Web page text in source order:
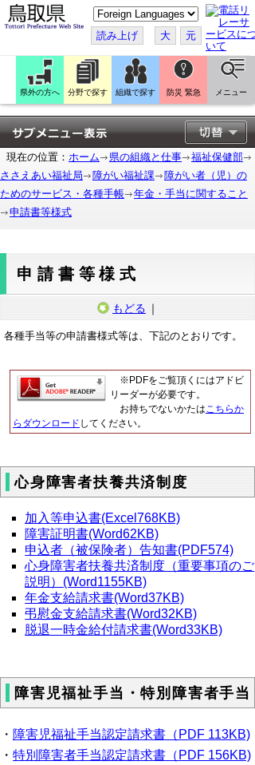
こ
の
ペ
ー
ジ
翻
訳
す
る
読み上げ 大 元
県外の方へ 分野で探す 組織で探す 防災 緊急 メニュー
現在の位置： ホーム 県の組織と仕事
福祉保健部
ささえあい福祉局
障がい福祉課
障がい者（児）の
ためのサービス・各種手帳
年金・手当に関すること
申請書等様式
申請書等様式
もどる ｜
各種手当等の申請書様式等は、下記のとおりです。
※PDFをご覧頂くにはアドビ
リーダーが必要です。
お持ちでないかたはこちらか
らダウンロード してください。
心身障害者扶養共済制度
加入等申込書(Excel768KB)
障害証明書(Word62KB)
申込者（被保険者）告知書(PDF574)
心身障害者扶養共済制度（重要事項のご
説明）(Word1155KB)
年金支給請求書(Word37KB)
弔慰金支給請求書(Word32KB)
脱退一時金給付請求書(Word33KB)
障害児福祉手当・特別障害者手当
・ 障害児福祉手当認定請求書（PDF 113KB)
・ 特別障害者手当認定請求書（PDF 156KB)